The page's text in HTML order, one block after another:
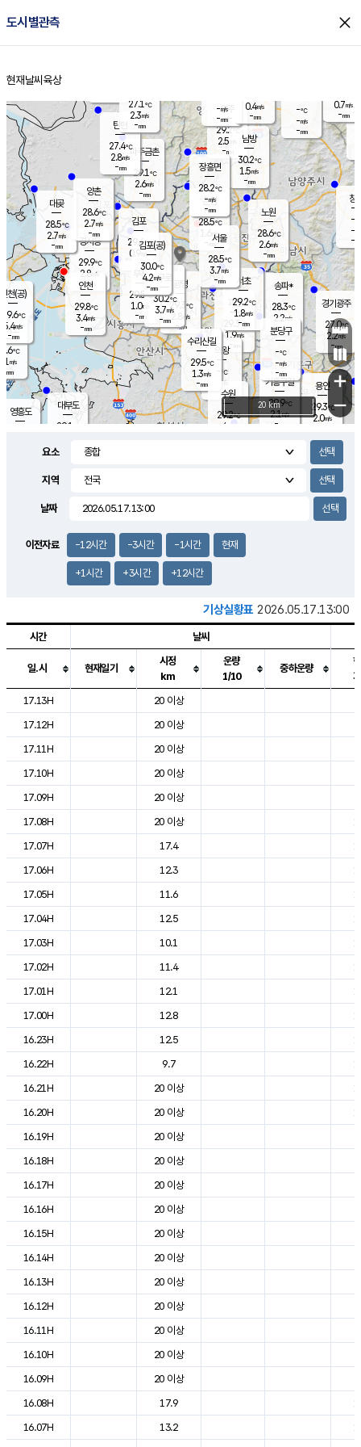
도시별관측 close
홈
현재날씨 육상
의도
℃
m/s
mm
영흥도
양주
29.2℃
2.5
-mm
과천
29.3℃
1.9m/s
- mm
용인
29.3℃
2.0m/s
경기광주
27.0℃
2.2m/s
-mm
4.6m/s
대부도
29.1
경서동
29.9℃
2.8 m/s
-mm
파주금촌
29.1℃
2.6m/s
-mm
-℃
-m/s
-mm
대곶
28.5℃
2.7m/s
-mm
창
-
-m/
-
탄현
27.4℃
2.8m/s
-mm
0.7m/s
-mm
의왕
- ℃
m/s
mm
김포
29.4℃
0.9 m/s
mm
광명
29.3 ℃
2.8 m/s
-mm
부천
29.5℃
1.0m/s
-mm
양촌
28.6℃
2.7m/s
-mm
구로
30.2℃
3.7m/s
-mm
은평
28.5℃
1.6 m/s
- mm
노원
28.6℃
2.6m/s
-mm
송파*
28.3℃
2.2m/s
-mm
서초
29.2℃
1.8m/s
-mm
남방
30.2℃
1.5m/s
-mm
기흥구갈
29.9℃
2.1m/s
-
수리산길
29.5℃
1.3m/s
-mm
분당구
-℃
-m/s
-mm
장흥면
28.2℃
-m/s
-mm
-m/s
-mm
인천(공)
29.6℃
5.4m/s
-mm
김포(공)
30.0℃
4.2m/s
-mm
수원
29.2℃
4 m/s
인천
29.8℃
3.4m/s
-mm
서울
28.5℃
3.7m/s
-mm
27.1℃
2.3m/s
-mm
0.4m/s
-mm
+
−
20 km
요소
지역
날짜
이전자료 -12시간 -3시간 -1시간 현재
+1시간 +3시간 +12시간
기상실황표 2026.05.17.13:00
도시별 기상실황표로 지점, 날씨, 기온, 강수, 바람, 기압등을 안내한 표입
시간 날씨
일.시 현재일기
시정
km
운량
1/10
중하운량
17.13H
20 이상
17.12H
20 이상
17.11H
20 이상
17.10H
20 이상
17.09H
20 이상
17.08H
20 이상
17.07H
17.4
17.06H
12.3
17.05H
11.6
17.04H
12.5
17.03H
10.1
17.02H
11.4
17.01H
12.1
17.00H
12.8
16.23H
12.5
16.22H
9.7
16.21H
20 이상
16.20H
20 이상
16.19H
20 이상
16.18H
20 이상
16.17H
20 이상
16.16H
20 이상
16.15H
20 이상
16.14H
20 이상
16.13H
20 이상
16.12H
20 이상
16.11H
20 이상
16.10H
20 이상
16.09H
20 이상
16.08H
17.9
16.07H
13.2